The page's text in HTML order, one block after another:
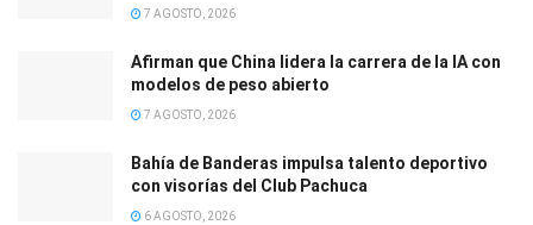
7 AGOSTO, 2026
Afirman que China lidera la carrera de la IA con
modelos de peso abierto
7 AGOSTO, 2026
Bahía de Banderas impulsa talento deportivo
con visorías del Club Pachuca
6 AGOSTO, 2026